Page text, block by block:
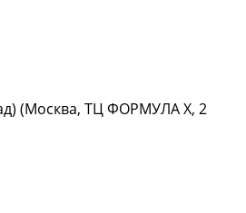
(Москва, ТЦ ФОРМУЛА Х, 2